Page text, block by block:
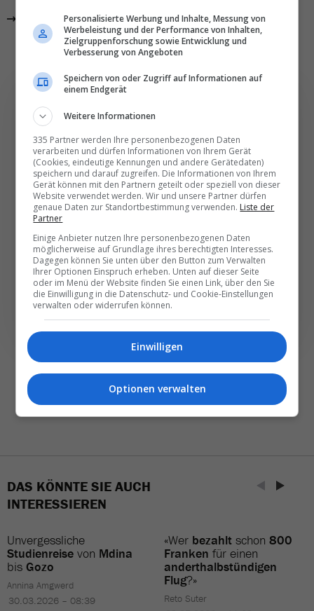
Alle News aus «SRV-GV '23»
Die wichtigsten und
besten News direkt in
Ihr E‑Mail-Postfach
Täglich oder wöchentlich, mit mehr Insights oder
weniger. Bei Travel­news haben Sie die Wahl.
NEWSLETTER ENTDECKEN
DAS KÖNNTE SIE AUCH
INTERESSIEREN
Unvergessliche
Studienreise von Mdina
bis Gozo
Annina Amgwerd
30.03.2026 – 08:39
«Wer bezahlt schon 800
Franken für einen
anderthalbstündigen
Flug?»
Reto Suter
Personalisierte Werbung und Inhalte, Messung von
Werbeleistung und der Performance von Inhalten,
Zielgruppenforschung sowie Entwicklung und
Verbesserung von Angeboten
Speichern von oder Zugriff auf Informationen auf
einem Endgerät
Weitere Informationen
335 Partner werden Ihre personenbezogenen Daten
verarbeiten und dürfen Informationen von Ihrem Gerät
(Cookies, eindeutige Kennungen und andere Gerätedaten)
speichern und darauf zugreifen. Die Informationen von Ihrem
Gerät können mit den Partnern geteilt oder speziell von dieser
Website verwendet werden. Wir und unsere Partner dürfen
genaue Daten zur Standortbestimmung verwenden. Liste der
Partner
Einige Anbieter nutzen Ihre personenbezogenen Daten
möglicherweise auf Grundlage ihres berechtigten Interesses.
Dagegen können Sie unten über den Button zum Verwalten
Ihrer Optionen Einspruch erheben. Unten auf dieser Seite
oder im Menü der Website finden Sie einen Link, über den Sie
die Einwilligung in die Datenschutz- und Cookie-Einstellungen
verwalten oder widerrufen können.
Einwilligen
Optionen verwalten